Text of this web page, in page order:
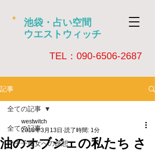
池袋・占い空間
ウエストウィッチ
​TEL：090-6506-2687
記事
全ての記事
マチ子魔女への感想
全ての記事
油のオブジェの私たち さ
westwitch
2018年3月13日 読了時間: 1分